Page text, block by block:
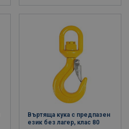
Въртяща кука с предпазен
език без лагер, клас 80